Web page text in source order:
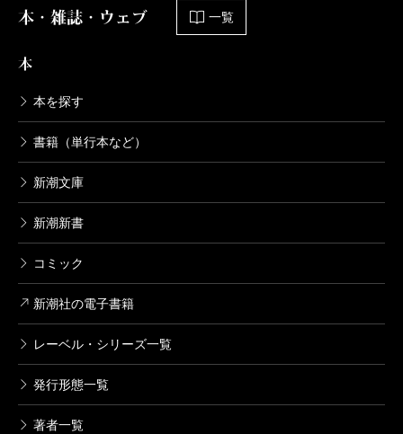
本・雑誌・ウェブ 一覧
本
本を探す
書籍（単行本など）
新潮文庫
新潮新書
コミック
新潮社の電子書籍
レーベル・シリーズ一覧
発行形態一覧
著者一覧